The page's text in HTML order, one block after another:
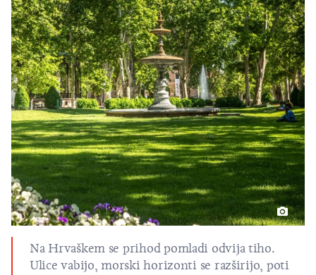
Na Hrvaškem se prihod pomladi odvija tiho.
Ulice vabijo, morski horizonti se razširijo, poti